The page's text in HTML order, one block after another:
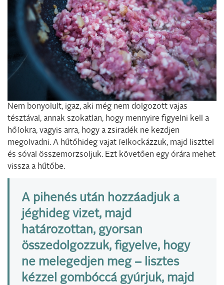
Nem bonyolult, igaz, aki még nem dolgozott vajas
tésztával, annak szokatlan, hogy mennyire figyelni kell a
hőfokra, vagyis arra, hogy a zsiradék ne kezdjen
megolvadni. A hűtőhideg vajat felkockázzuk, majd liszttel
és sóval összemorzsoljuk. Ezt követően egy órára mehet
vissza a hűtőbe.
A pihenés után hozzáadjuk a
jéghideg vizet, majd
határozottan, gyorsan
összedolgozzuk, figyelve, hogy
ne melegedjen meg – lisztes
kézzel gombóccá gyúrjuk, majd